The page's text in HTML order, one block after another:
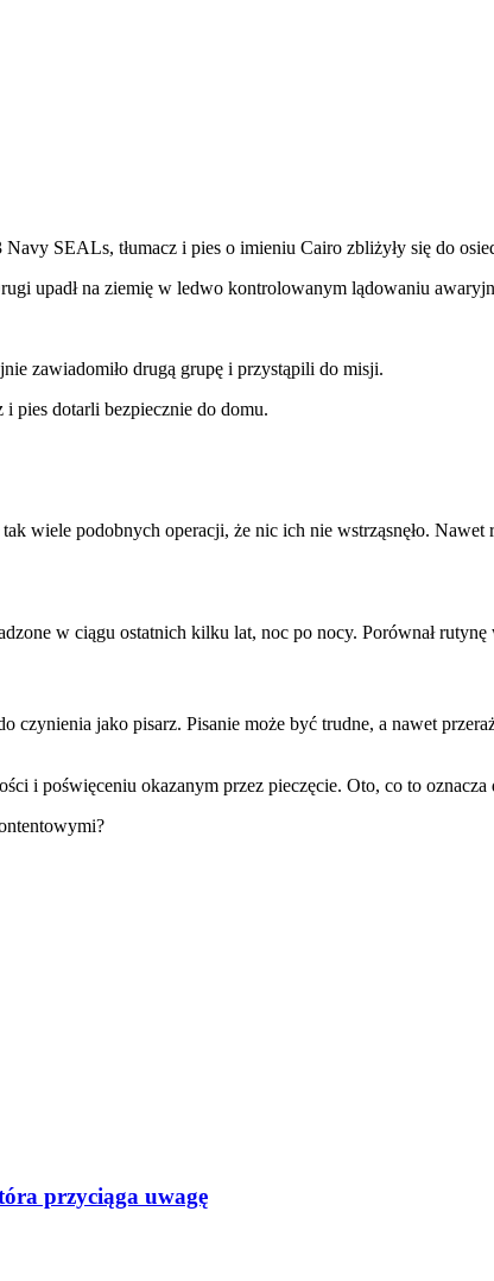
SEALs, tłumacz i pies o imieniu Cairo zbliżyły się do
upadł na ziemię w ledwo kontrolowanym lądowaniu
zawiadomiło drugą grupę i przystąpili do misji.
i pies dotarli bezpiecznie do domu.
wiele podobnych operacji, że nic ich nie wstrząsnęło. Nawet
w ciągu ostatnich kilku lat, noc po nocy. Porównał
jako pisarz. Pisanie może być trudne, a nawet
i poświęceniu okazanym przez pieczęcie. Oto, co to oznacza
przyciąga uwagę